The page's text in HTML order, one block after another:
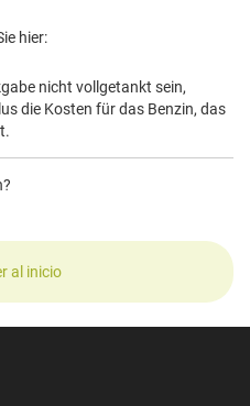
hier:
nicht vollgetankt sein,
die Kosten für das Benzin, das
al inicio